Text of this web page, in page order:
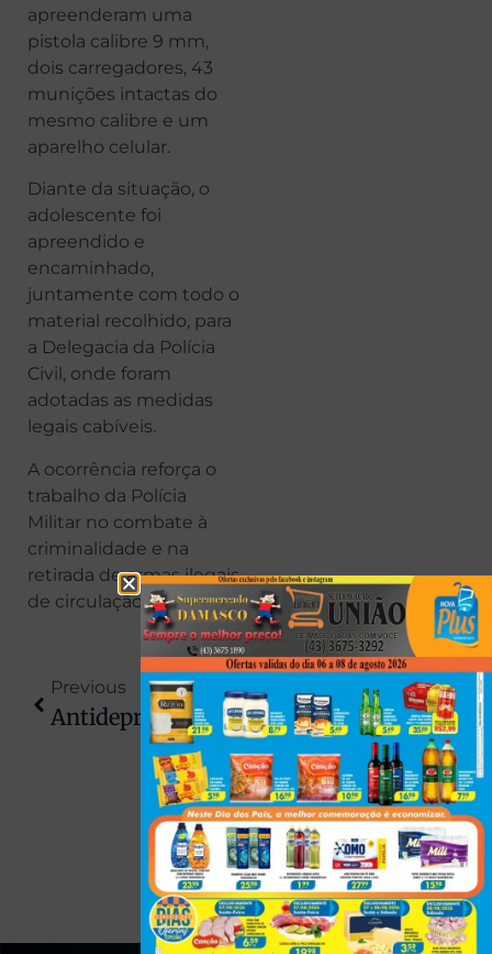
apreenderam uma
pistola calibre 9 mm,
dois carregadores, 43
munições intactas do
mesmo calibre e um
aparelho celular.
Diante da situação, o
adolescente foi
apreendido e
encaminhado,
juntamente com todo o
material recolhido, para
a Delegacia da Polícia
Civil, onde foram
adotadas as medidas
legais cabíveis.
A ocorrência reforça o
trabalho da Polícia
Militar no combate à
criminalidade e na
retirada de armas ilegais
de circulação.
Previous
Antidepressivo É Encontrado No Cérebro De Tubarões No Litoral Do Rio E Acende Alerta Ambiental
Next
Mulher Com Mandado De Prisão Em Aberto É Capturada Pela ROTAM Em Colorado